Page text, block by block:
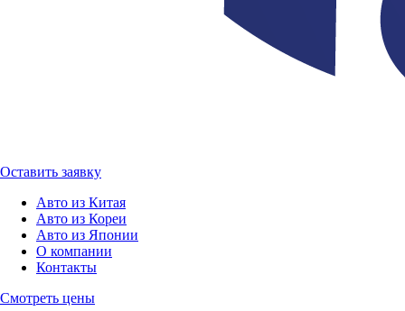
Оставить заявку
Авто из Китая
Авто из Кореи
Авто из Японии
О компании
Контакты
Смотреть цены